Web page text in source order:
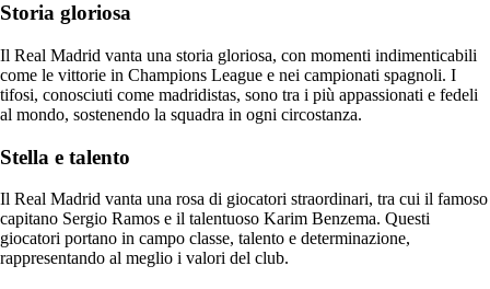
Storia gloriosa
Il Real Madrid vanta una storia gloriosa, con momenti indimenticabili
come le vittorie in Champions League e nei campionati spagnoli. I
tifosi, conosciuti come madridistas, sono tra i più appassionati e fedeli
al mondo, sostenendo la squadra in ogni circostanza.
Stella e talento
Il Real Madrid vanta una rosa di giocatori straordinari, tra cui il famoso
capitano Sergio Ramos e il talentuoso Karim Benzema. Questi
giocatori portano in campo classe, talento e determinazione,
rappresentando al meglio i valori del club.